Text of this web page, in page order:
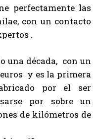
perfectamente las
con un contacto
.
una década, con un
y es la primera
por el ser
por sobre un
de kilómetros de